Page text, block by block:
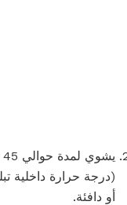
أو دافئة.